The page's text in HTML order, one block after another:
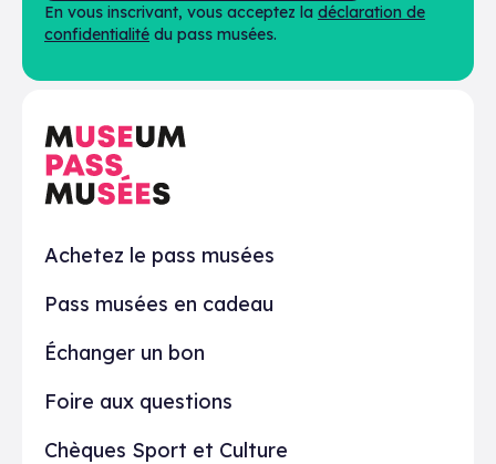
En pratique
Achetez le pass musées
Pass musées en cadeau
Échanger un bon
Foire aux questions
Chèques Sport et Culture
En vous inscrivant, vous acceptez la déclaration de
confidentialité du pass musées.